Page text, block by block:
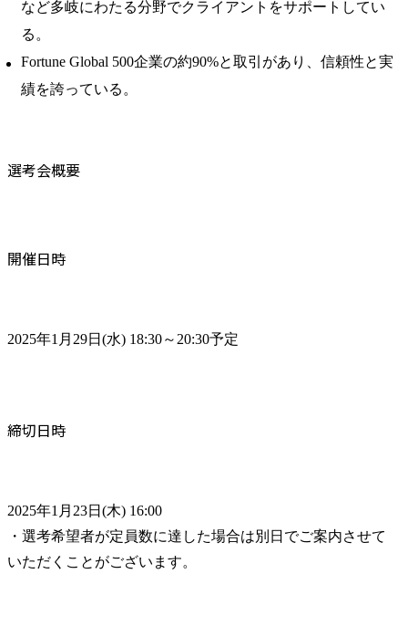
など多岐にわたる分野でクライアントをサポートしてい
る。
Fortune Global 500企業の約90%と取引があり、信頼性と実
績を誇っている。
選考会概要
開催日時
2025年1月29日(水) 18:30～20:30予定
締切日時
2025年1月23日(木) 16:00
・選考希望者が定員数に達した場合は別日でご案内させて
いただくことがございます。